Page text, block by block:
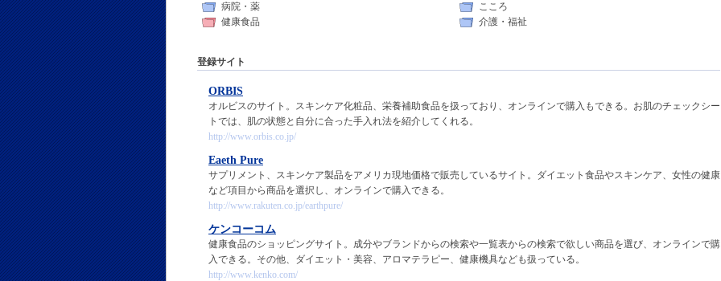
病院・薬
こころ
健康食品
介護・福祉
登録サイト
ORBIS
オルビスのサイト。スキンケア化粧品、栄養補助食品を扱っており、オンラインで購入もできる。お肌のチェックシー
トでは、肌の状態と自分に合った手入れ法を紹介してくれる。
http://www.orbis.co.jp/
Eaeth Pure
サプリメント、スキンケア製品をアメリカ現地価格で販売しているサイト。ダイエット食品やスキンケア、女性の健康
など項目から商品を選択し、オンラインで購入できる。
http://www.rakuten.co.jp/earthpure/
ケンコーコム
健康食品のショッピングサイト。成分やブランドからの検索や一覧表からの検索で欲しい商品を選び、オンラインで購
入できる。その他、ダイエット・美容、アロマテラピー、健康機具なども扱っている。
http://www.kenko.com/